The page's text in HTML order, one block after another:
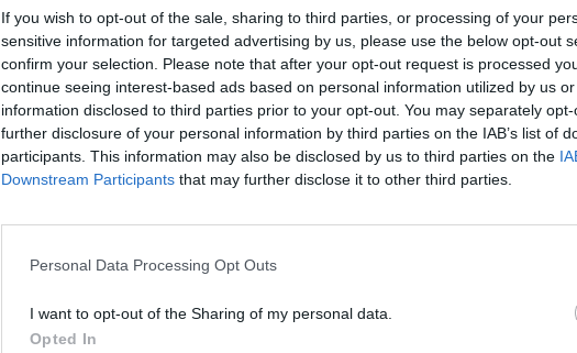
If you wish to opt-out of the sale, sharing to third parties, or processing of your
sensitive information for targeted advertising by us, please use the below opt-out
confirm your selection. Please note that after your opt-out request is processed
continue seeing interest-based ads based on personal information utilized by us
information disclosed to third parties prior to your opt-out. You may separately
further disclosure of your personal information by third parties on the IAB’s list of
participants. This information may also be disclosed by us to third parties on the
Downstream Participants that may further disclose it to other third parties.
Personal Data Processing Opt Outs
I want to opt-out of the Sharing of my personal data.
Opted In
Στην αρχόντισσα της Μεσογείου, την
άλλοτε πύλη της Γαληνοτάτης Βενετίας και
στο Ιερό Προσκύνημα της Παναγίας της
Ελεήστριας,...
Παναγίας Ελεήστριας στην
Κορώνη